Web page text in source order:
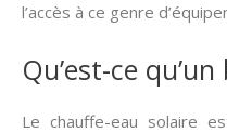
l’accès à ce genre
Qu’est-ce
Le chauffe-eau solaire